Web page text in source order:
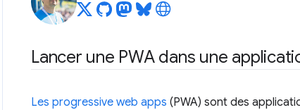
Lancer une PWA dans une
Les progressive web apps (PWA) sont des